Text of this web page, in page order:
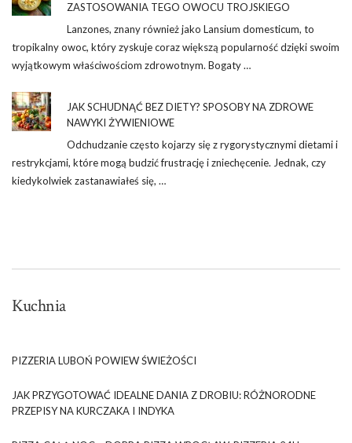
ZASTOSOWANIA TEGO OWOCU TROJSKIEGO
Lanzones, znany również jako Lansium domesticum, to
tropikalny owoc, który zyskuje coraz większą popularność dzięki swoim
wyjątkowym właściwościom zdrowotnym. Bogaty …
JAK SCHUDNĄĆ BEZ DIETY? SPOSOBY NA ZDROWE
NAWYKI ŻYWIENIOWE
Odchudzanie często kojarzy się z rygorystycznymi dietami i
restrykcjami, które mogą budzić frustrację i zniechęcenie. Jednak, czy
kiedykolwiek zastanawiałeś się, …
Kuchnia
PIZZERIA LUBOŃ POWIEW ŚWIEŻOŚCI
JAK PRZYGOTOWAĆ IDEALNE DANIA Z DROBIU: RÓŻNORODNE
PRZEPISY NA KURCZAKA I INDYKA